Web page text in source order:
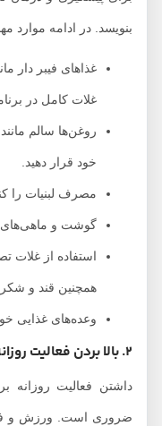
بنویسد. در ادامه موارد مهم
غذاهای فیبر دار
غلات کامل در برنامه
روغن‌ها سالم مانند
خود قرار دهید.
مصرف لبنیات را کنترل
گوشت و ماهی‌های کم
استفاده از غلات
همچنین قند و شکر را
وعده‌های غذایی خود
داشتن فعالیت روزانه
ضروری است. ورزش و